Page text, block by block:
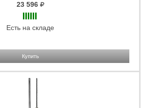
23 596
Есть на складе
Купить